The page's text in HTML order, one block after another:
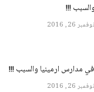
!!!
نوفمبر 26, 2016
في مدارس ارمينيا والسبب !!!
نوفمبر 26, 2016